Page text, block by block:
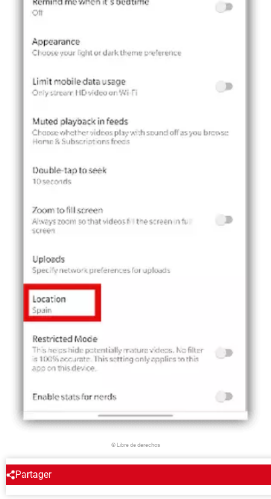
© Libre de derechos
Partager
ALREDEDOR DEL MISMO TEMA